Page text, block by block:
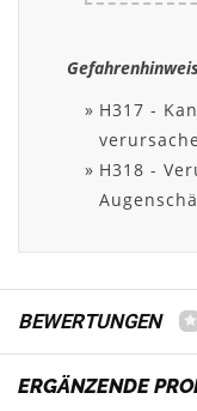
H317 -
H318 -
BEWERTUNGEN
ERGÄNZENDE